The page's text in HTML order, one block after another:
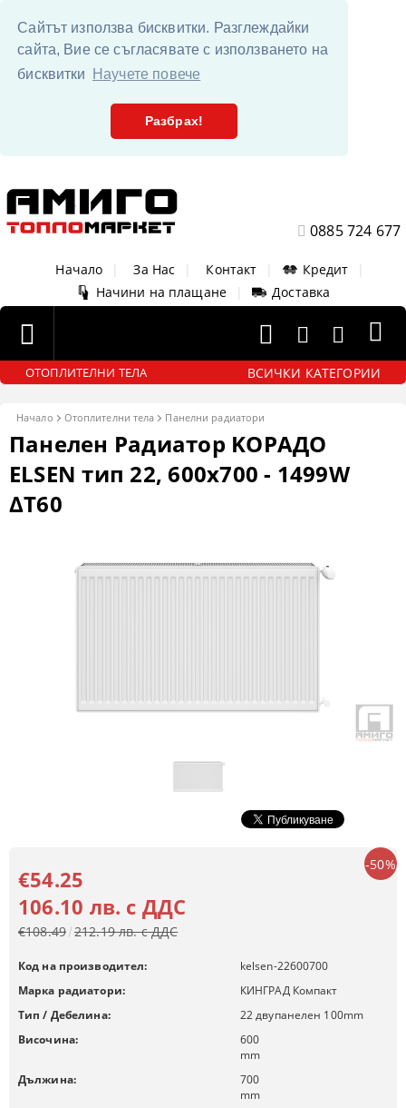
Сайтът използва бисквитки. Разглеждайки
сайта, Вие се съгласявате с използването на
бисквитки
Научете повече
Разбрах!
0885 724 677
Начало За Нас Контакт Кредит
Начини на плащане
Доставка
ОТОПЛИТЕЛНИ ТЕЛА ВСИЧКИ КАТЕГОРИИ
Начало Отоплителни тела Панелни радиатори
Панелен Радиатор KОРАДО
ELSEN тип 22, 600x700 - 1499W
ΔT60
-50%
€54.25
106.10 лв. с ДДС
€108.49 212.19 лв. с ДДС
Код на производител:
kelsen-22600700
Марка радиатори:
КИНГРАД Компакт
Тип / Дебелина:
22 двупанелен 100mm
Височина:
600
mm
Дължина:
700
mm